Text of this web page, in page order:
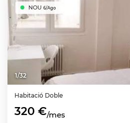
1/32
NOU 6/Ago
Habitació Doble
320 €/mes